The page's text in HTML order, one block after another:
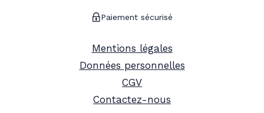
Paiement sécurisé
Mentions légales
Données personnelles
CGV
Contactez-nous